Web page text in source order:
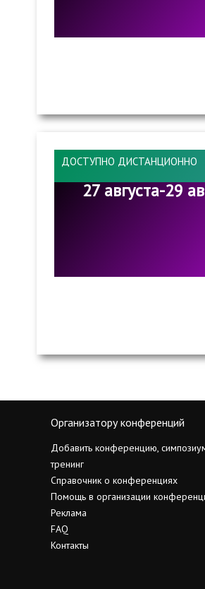
ДОСТУПНО ДИСТАНЦИОННО
27 августа-29
Организатору конференций
Добавить конференцию,
тренинг
Справочник о конференциях
Помощь в организации
Реклама
FAQ
Контакты